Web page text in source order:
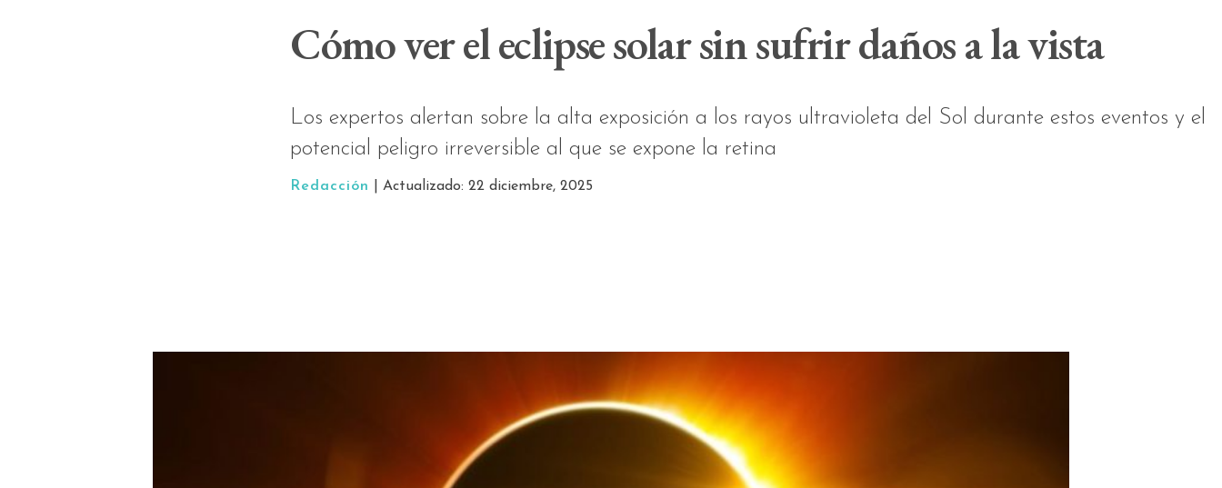
Cómo ver el eclipse solar sin sufrir daños a la vista
Los expertos alertan sobre la alta exposición a los rayos ultravioleta del Sol durante estos eventos y el
potencial peligro irreversible al que se expone la retina
Redacción | Actualizado: 22 diciembre, 2025